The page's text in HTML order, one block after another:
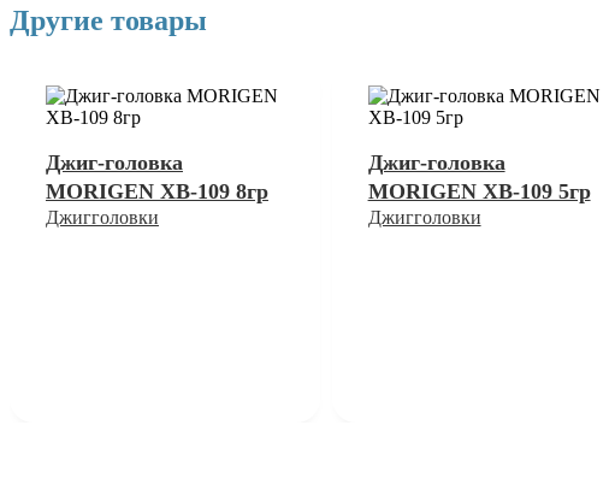
Другие товары
Джиг-головка
MORIGEN XB-109 8гр
Джигголовки
Джиг-головка
MORIGEN XB-109 5гр
Джигголовки